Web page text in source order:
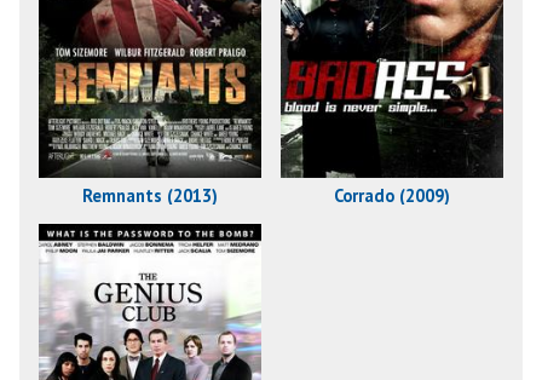
Remnants (2013) Corrado (2009)